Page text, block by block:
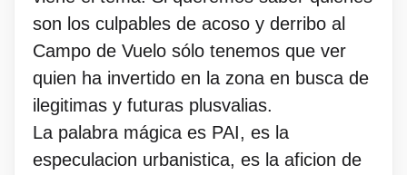
son los culpables de acoso y derribo al
Campo de Vuelo sólo tenemos que ver
quien ha invertido en la zona en busca de
ilegitimas y futuras plusvalias.
La palabra mágica es PAI, es la
especulacion urbanistica, es la aficion de